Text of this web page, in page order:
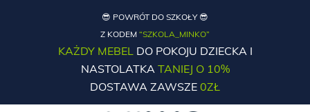
😎 POWRÓT DO SZKOŁY 😎
Z KODEM “SZKOLA_MINKO”
KAŻDY MEBELDO POKOJU DZIECKA I
NASTOLATKATANIEJ O 10%
DOSTAWA ZAWSZE 0ZŁ